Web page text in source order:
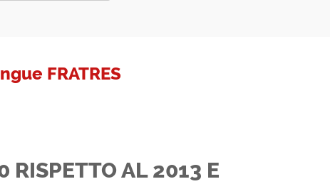
FRATRES
RISPETTO AL 2013 E